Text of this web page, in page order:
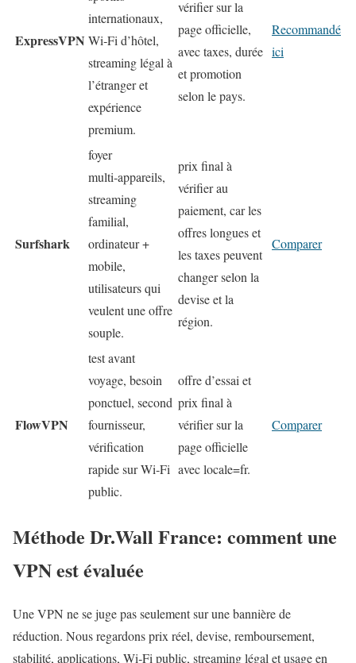
ExpressVPN
internationaux,
Wi‑Fi d’hôtel,
streaming légal à
l’étranger et
expérience
premium.
vérifier sur la
page officielle,
avec taxes, durée
et promotion
selon le pays.
Recommandé
ici
Surfshark
foyer
multi‑appareils,
streaming
familial,
ordinateur +
mobile,
utilisateurs qui
veulent une offre
souple.
prix final à
vérifier au
paiement, car les
offres longues et
les taxes peuvent
changer selon la
devise et la
région.
Comparer
FlowVPN
test avant
voyage, besoin
ponctuel, second
fournisseur,
vérification
rapide sur Wi‑Fi
public.
offre d’essai et
prix final à
vérifier sur la
page officielle
avec locale=fr.
Comparer
Méthode Dr.Wall France: comment une
VPN est évaluée
Une VPN ne se juge pas seulement sur une bannière de
réduction. Nous regardons prix réel, devise, remboursement,
stabilité, applications, Wi‑Fi public, streaming légal et usage en